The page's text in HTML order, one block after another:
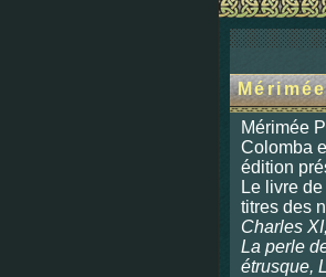
Mérimée
Colomba
édition
Le livre
titres des
Charles
La perle
étrusque,